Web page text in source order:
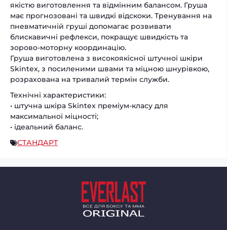
якістю виготовлення та відмінним балансом. Груша
має прогнозовані та швидкі відскоки. Тренування на
пневматичній груші допомагає розвивати
блискавичні рефлекси, покращує швидкість та
зорово-моторну координацію.
Груша виготовлена з високоякісної штучної шкіри
Skintex, з посиленими швами та міцною шнурівкою,
розрахована на тривалий термін служби.
Технічні характеристики:
• штучна шкіра Skintex преміум-класу для
максимальної міцності;
• ідеальний баланс.
СТАНДАРТ